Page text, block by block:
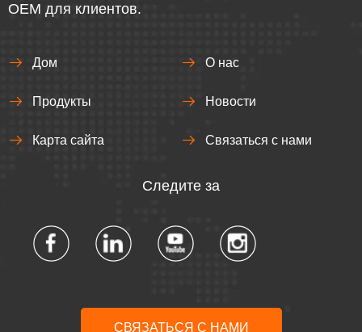
OEM для клиентов.
Дом О нас
Продукты Новости
Карта сайта Связаться с нами
Следите за
СВЯЗАТЬСЯ С НАМИ